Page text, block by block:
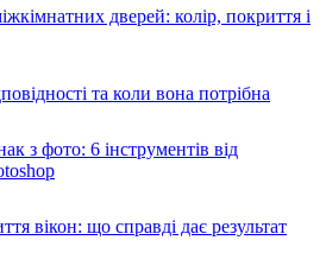
дверей: колір, покриття і
та коли вона потрібна
з фото: 6 інструментів від
вікон: що справді дає результат